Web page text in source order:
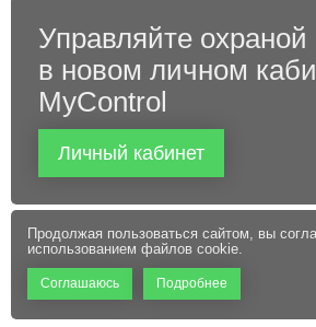
Управляйте охраной
в новом личном
MyControl
Личный кабинет
Продолжая пользоваться сайтом, вы
использованием файлов cookie.
Соглашаюсь Подробнее